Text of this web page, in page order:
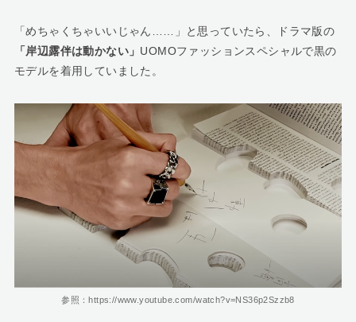
「めちゃくちゃいいじゃん……」と思っていたら、ドラマ版の
「岸辺露伴は動かない」 UOMOファッションスペシャルで黒の
モデルを着用していました。
参照：https://www.youtube.com/watch?v=NS36p2Szzb8